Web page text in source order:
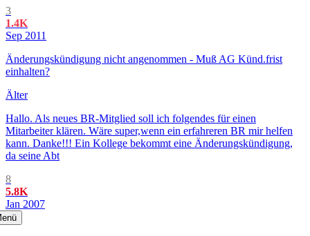
3
1.4K
Sep 2011
Änderungskündigung nicht angenommen - Muß AG Künd.frist
einhalten?
Älter
Hallo. Als neues BR-Mitglied soll ich folgendes für einen
Mitarbeiter klären. Wäre super,wenn ein erfahreren BR mir helfen
kann. Danke!!! Ein Kollege bekommt eine Änderungskündigung,
da seine Abt
8
5.8K
Jan 2007